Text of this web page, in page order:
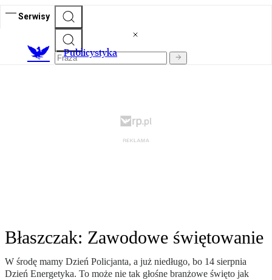
Serwisy
Publicystyka
Błaszczak: Zawodowe świętowanie
W środę mamy Dzień Policjanta, a już niedługo, bo 14 sierpnia
Dzień Energetyka. To może nie tak głośne branżowe święto jak